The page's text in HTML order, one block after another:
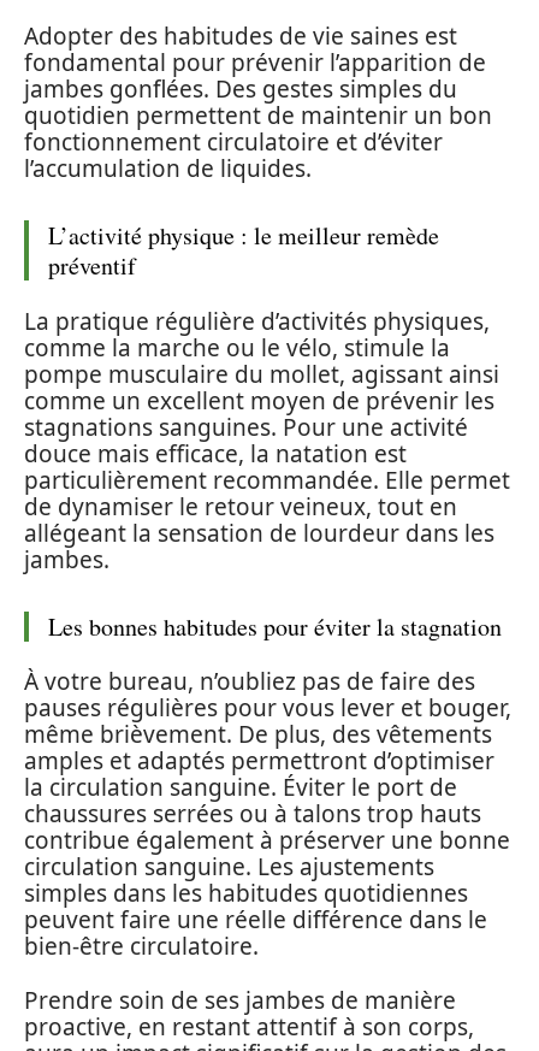
Adopter des habitudes de vie saines est
fondamental pour prévenir l’apparition de
jambes gonflées. Des gestes simples du
quotidien permettent de maintenir un bon
fonctionnement circulatoire et d’éviter
l’accumulation de liquides.
L’activité physique : le meilleur remède
préventif
La pratique régulière d’activités physiques,
comme la marche ou le vélo, stimule la
pompe musculaire du mollet, agissant ainsi
comme un excellent moyen de prévenir les
stagnations sanguines. Pour une activité
douce mais efficace, la natation est
particulièrement recommandée. Elle permet
de dynamiser le retour veineux, tout en
allégeant la sensation de lourdeur dans les
jambes.
Les bonnes habitudes pour éviter la stagnation
À votre bureau, n’oubliez pas de faire des
pauses régulières pour vous lever et bouger,
même brièvement. De plus, des vêtements
amples et adaptés permettront d’optimiser
la circulation sanguine. Éviter le port de
chaussures serrées ou à talons trop hauts
contribue également à préserver une bonne
circulation sanguine. Les ajustements
simples dans les habitudes quotidiennes
peuvent faire une réelle différence dans le
bien-être circulatoire.
Prendre soin de ses jambes de manière
proactive, en restant attentif à son corps,